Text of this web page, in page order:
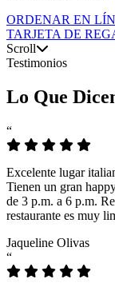
ORDENAR EN
TARJETA DE
Scroll
Testimonios
Lo Que
“
Excelente lugar
Tienen un gran
de 3 p.m. a 6 p.m.
restaurante es muy
Jaqueline Olivas
“